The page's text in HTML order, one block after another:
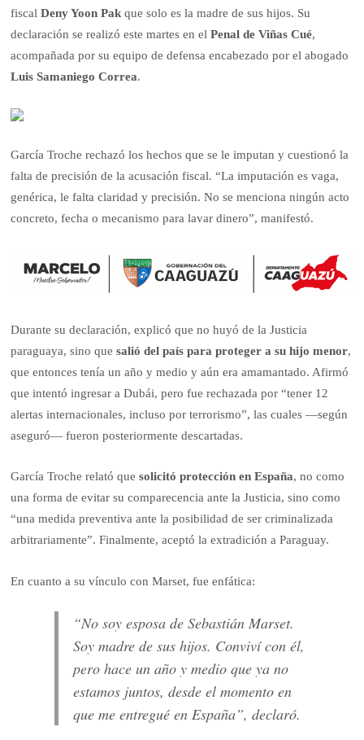
fiscalDeny Yoon Pak que solo es la madre de sus hijos. Su
declaración se realizó este martes en elPenal de Viñas Cué,
acompañada por su equipo de defensa encabezado por el abogado
Luis Samaniego Correa.
García Troche rechazó los hechos que se le imputan y cuestionó la
falta de precisión de la acusación fiscal. “La imputación es vaga,
genérica, le falta claridad y precisión. No se menciona ningún acto
concreto, fecha o mecanismo para lavar dinero”, manifestó.
Durante su declaración, explicó que no huyó de la Justicia
paraguaya, sino quesalió del país para proteger a su hijo menor,
que entonces tenía un año y medio y aún era amamantado. Afirmó
que intentó ingresar a Dubái, pero fue rechazada por “tener 12
alertas internacionales, incluso por terrorismo”, las cuales —según
aseguró— fueron posteriormente descartadas.
García Troche relató quesolicitó protección en España, no como
una forma de evitar su comparecencia ante la Justicia, sino como
“una medida preventiva ante la posibilidad de ser criminalizada
arbitrariamente”. Finalmente, aceptó la extradición a Paraguay.
En cuanto a su vínculo con Marset, fue enfática:
“No soy esposa de Sebastián Marset.
Soy madre de sus hijos. Conviví con él,
pero hace un año y medio que ya no
estamos juntos, desde el momento en
que me entregué en España”, declaró.